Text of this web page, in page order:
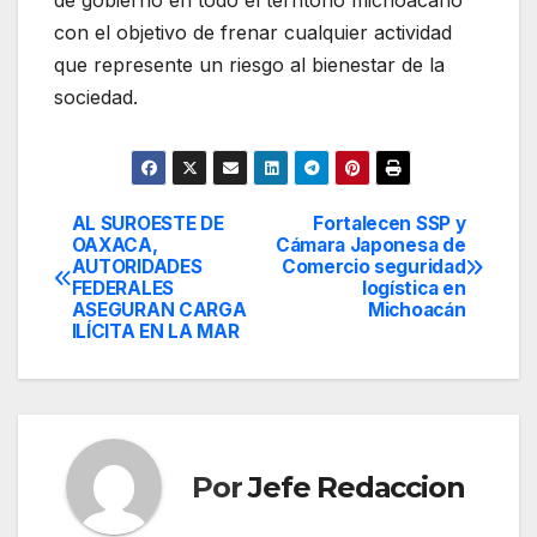
con el objetivo de frenar cualquier actividad
que represente un riesgo al bienestar de la
sociedad.
Navegación
de
entradas
Fortalecen SSP y
Cámara Japonesa de
Comercio seguridad
logística en
Michoacán
AL SUROESTE DE
OAXACA,
AUTORIDADES
FEDERALES
ASEGURAN CARGA
ILÍCITA EN LA MAR
PorJefe Redaccion